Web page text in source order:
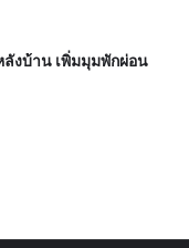
ลังบ้าน เพิ่มมุมพักผ่อน